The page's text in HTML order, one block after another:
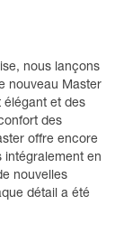
nous lançons
nouveau Master
élégant et des
des
offre encore
intégralement en
nouvelles
détail a été